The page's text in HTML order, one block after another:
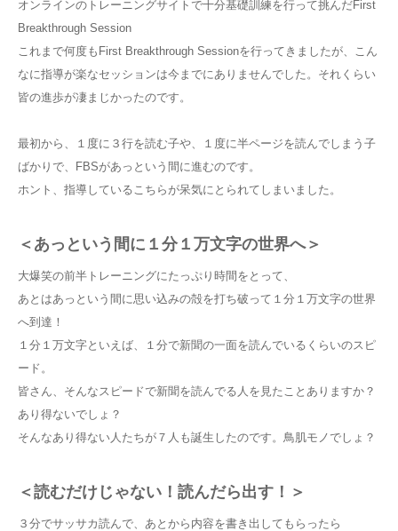
オンラインのトレーニングサイトで十分基礎訓練を行って挑んだFirst
Breakthrough Session
これまで何度もFirst Breakthrough Sessionを行ってきましたが、こん
なに指導が楽なセッションは今までにありませんでした。それくらい
皆の進歩が凄まじかったのです。
最初から、１度に３行を読む子や、１度に半ページを読んでしまう子
ばかりで、FBSがあっという間に進むのです。
ホント、指導しているこちらが呆気にとられてしまいました。
＜あっという間に１分１万文字の世界へ＞
大爆笑の前半トレーニングにたっぷり時間をとって、
あとはあっという間に思い込みの殻を打ち破って１分１万文字の世界
へ到達！
１分１万文字といえば、１分で新聞の一面を読んでいるくらいのスピ
ード。
皆さん、そんなスピードで新聞を読んでる人を見たことありますか？
あり得ないでしょ？
そんなあり得ない人たちが７人も誕生したのです。鳥肌モノでしょ？
＜読むだけじゃない！読んだら出す！＞
３分でサッサカ読んで、あとから内容を書き出してもらったら